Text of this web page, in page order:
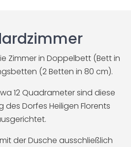
Zimmer in Doppelbett (Bett in
(2 Betten in 80 cm).
12 Quadrameter sind diese
des Dorfes Heiligen Florents
der Dusche ausschließlich